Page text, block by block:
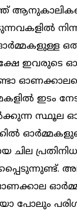
ഇവരുടെ
ഇടം
സ്ഥൂല
പോലും